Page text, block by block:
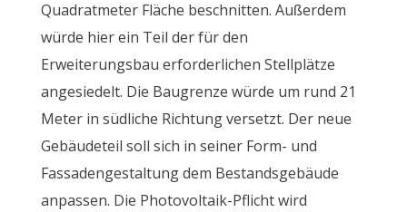
Quadratmeter Fläche beschnitten. Außerdem
würde hier ein Teil der für den
Erweiterungsbau erforderlichen Stellplätze
angesiedelt. Die Baugrenze würde um rund 21
Meter in südliche Richtung versetzt. Der neue
Gebäudeteil soll sich in seiner Form- und
Fassadengestaltung dem Bestandsgebäude
anpassen. Die Photovoltaik-Pflicht wird